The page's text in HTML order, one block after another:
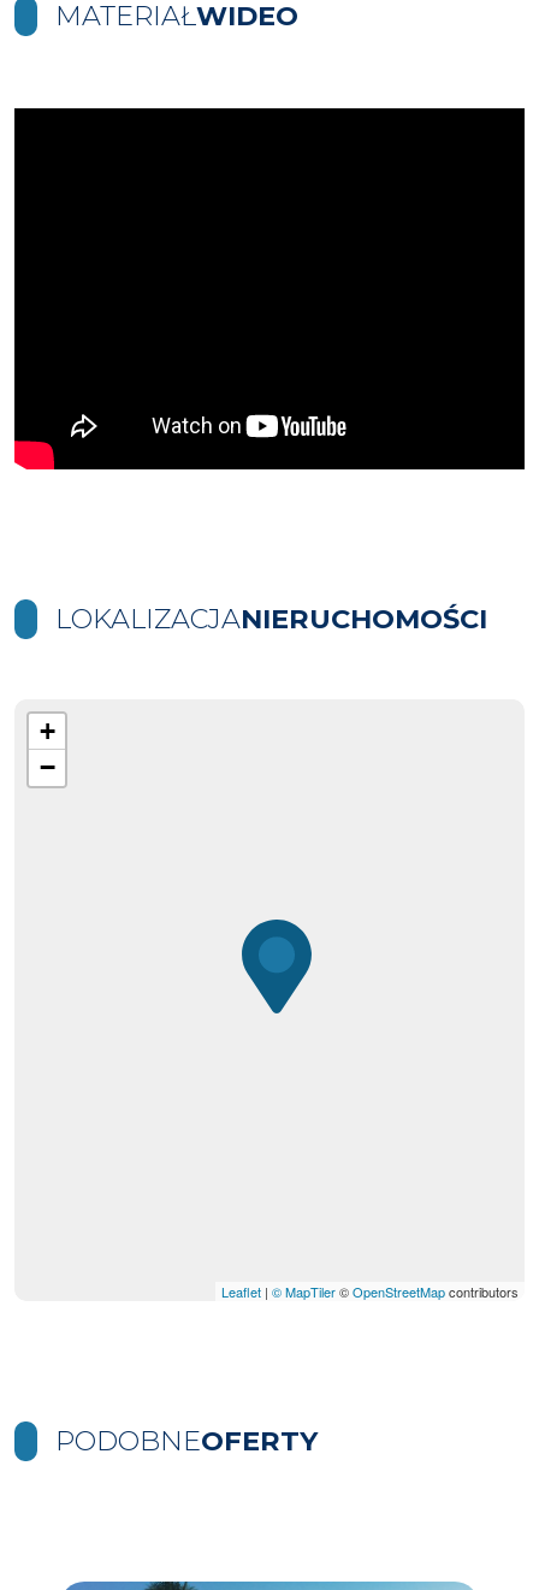
MATERIAŁWIDEO
LOKALIZACJANIERUCHOMOŚCI
+
−
Leaflet | © MapTiler©OpenStreetMapcontributors
PODOBNEOFERTY